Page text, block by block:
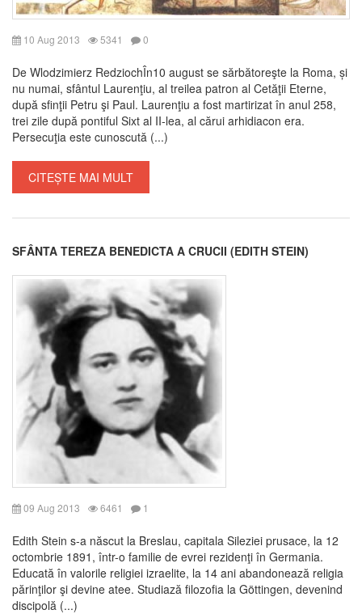
10 Aug 2013 5341 0
De Wlodzimierz RedziochÎn10 august se sărbătoreşte la Roma, și
nu numai, sfântul Laurenţiu, al treilea patron al Cetăţii Eterne,
după sfinţii Petru şi Paul. Laurenţiu a fost martirizat în anul 258,
trei zile după pontiful Sixt al II-lea, al cărui arhidiacon era.
Persecuţia este cunoscută (...)
CITEȘTE MAI MULT
SFÂNTA TEREZA BENEDICTA A CRUCII (EDITH STEIN)
09 Aug 2013 6461 1
Edith Stein s-a născut la Breslau, capitala Sileziei prusace, la 12
octombrie 1891, într-o familie de evrei rezidenţi în Germania.
Educată în valorile religiei izraelite, la 14 ani abandonează religia
părinţilor şi devine atee. Studiază filozofia la Göttingen, devenind
discipolă (...)